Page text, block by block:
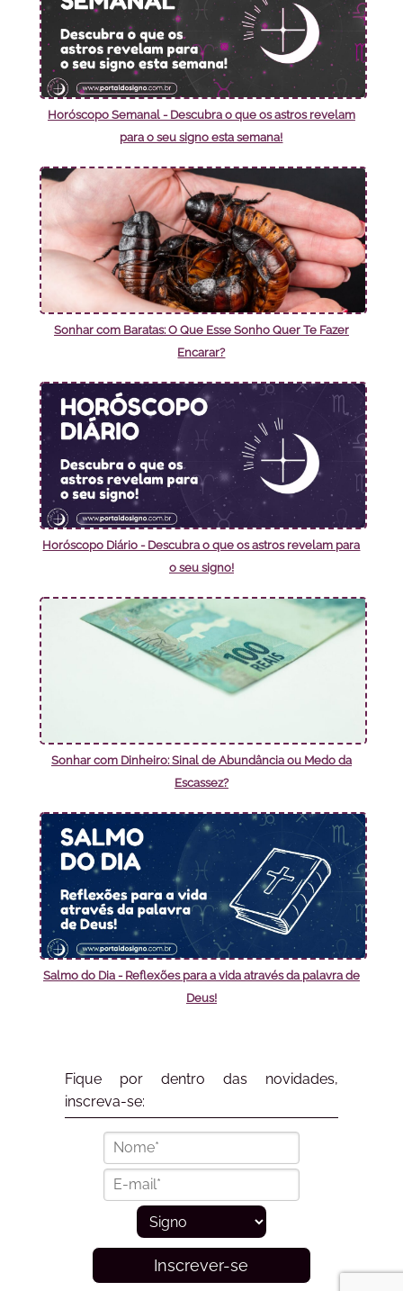
Horóscopo Semanal - Descubra o que os astros revelam
para o seu signo esta semana!
Sonhar com Baratas: O Que Esse Sonho Quer Te Fazer
Encarar?
Horóscopo Diário - Descubra o que os astros revelam para
o seu signo!
Sonhar com Dinheiro: Sinal de Abundância ou Medo da
Escassez?
Salmo do Dia - Reflexões para a vida através da palavra de
Deus!
Fique por dentro das novidades,
inscreva-se:
Inscrever-se